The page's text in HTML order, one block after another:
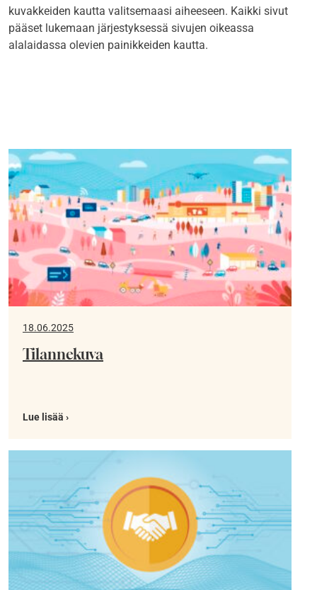
kuvakkeiden kautta valitsemaasi aiheeseen. Kaikki sivut
pääset lukemaan järjestyksessä sivujen oikeassa
alalaidassa olevien painikkeiden kautta.
18.06.2025
Tilannekuva
Lue lisää ›